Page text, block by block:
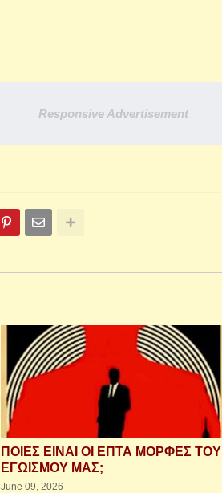
Responsive Advertisement
ΠΟΙΕΣ ΕΙΝΑΙ ΟΙ ΕΠΤΑ ΜΟΡΦΕΣ ΤΟΥ
ΕΓΩΙΣΜΟΥ ΜΑΣ;
June 09, 2026